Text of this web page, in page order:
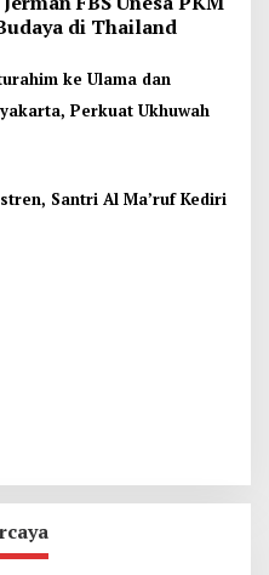
di Thailand
ke Ulama dan
Perkuat Ukhuwah
Santri Al Ma’ruf Kediri